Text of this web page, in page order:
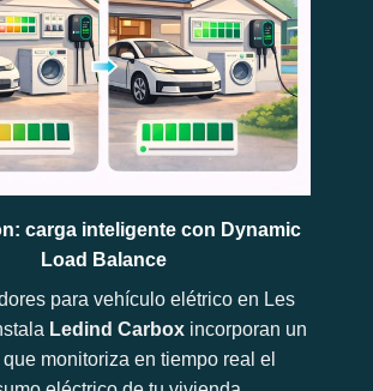
carga inteligente con Dynamic
Load Balance
para vehículo elétrico en Les
Ledind Carbox incorporan un
monitoriza en tiempo real el